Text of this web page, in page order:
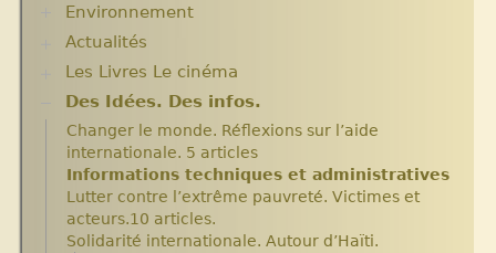
Ecole Massawist. Verrettes. Agrandissement et
modernisation.
Archives
Aide en nature : Containers
Années 2010 2012
Projets et bilans années 2013 / 2014
Environnement
Plantes pour Haïti
Solidarité et environnement
Actualités
Chroniques du séjour Août 2017
Chroniques du séjour Juillet 2016
Les micro-crédits
Les Livres Le cinéma
Critiques et notes de lecture
Des Idées. Des infos.
Changer le monde. Réflexions sur l’aide
internationale. 5 articles
Informations techniques et administratives
Lutter contre l’extrême pauvreté. Victimes et
acteurs.10 articles.
Solidarité internationale. Autour d’Haïti.